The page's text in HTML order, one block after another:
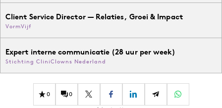
Client Service Director — Relaties, Groei & Impact
VormVijf
Expert interne communicatie (28 uur per week)
Stichting CliniClowns Nederland
0 0